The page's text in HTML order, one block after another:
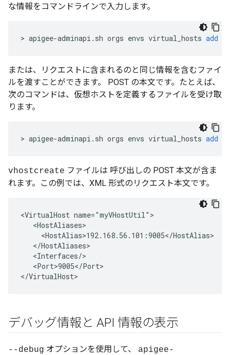
な情報をコマンドラインで入力します。
> apigee-adminapi . sh orgs envs virtual_hosts add
または、リクエストに含まれるのと同じ情報を含むファイ
ルを渡すことができます。 POST の本文です。たとえば、
次のコマンドは、仮想ホストを定義するファイルを受け取
ります。
> apigee-adminapi . sh orgs envs virtual_hosts add
vhostcreate ファイルは 呼び出しの POST 本文が含ま
れます。この例では、XML 形式のリクエスト本文です。
<VirtualHost name="myVHostUtil">
   <HostAliases>
     <HostAlias>192.168.56.101:9005</HostAlias>
   </HostAliases>
   <Interfaces/>
   <Port>9005</Port>
</VirtualHost>
デバッグ情報と API 情報の表示
--debug オプションを使用して、 apigee-